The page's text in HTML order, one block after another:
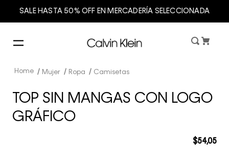
SALE HASTA 50% OFF EN MERCADERÍA SELECCIONADA
Mujer Ropa Camisetas
TOP SIN MANGAS CON LOGO
GRÁFICO
$54,05